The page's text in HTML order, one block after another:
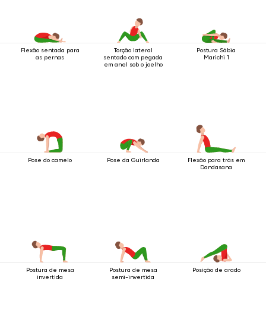
Flexão sentada para
as pernas
Torção lateral
sentado com pegada
em anel sob o joelho
Postura Sábia
Marichi 1
Pose do camelo Pose da Guirlanda
Flexão para trás em
Dandasana
Postura de mesa
invertida
Postura de mesa
semi-invertida
Posição de arado